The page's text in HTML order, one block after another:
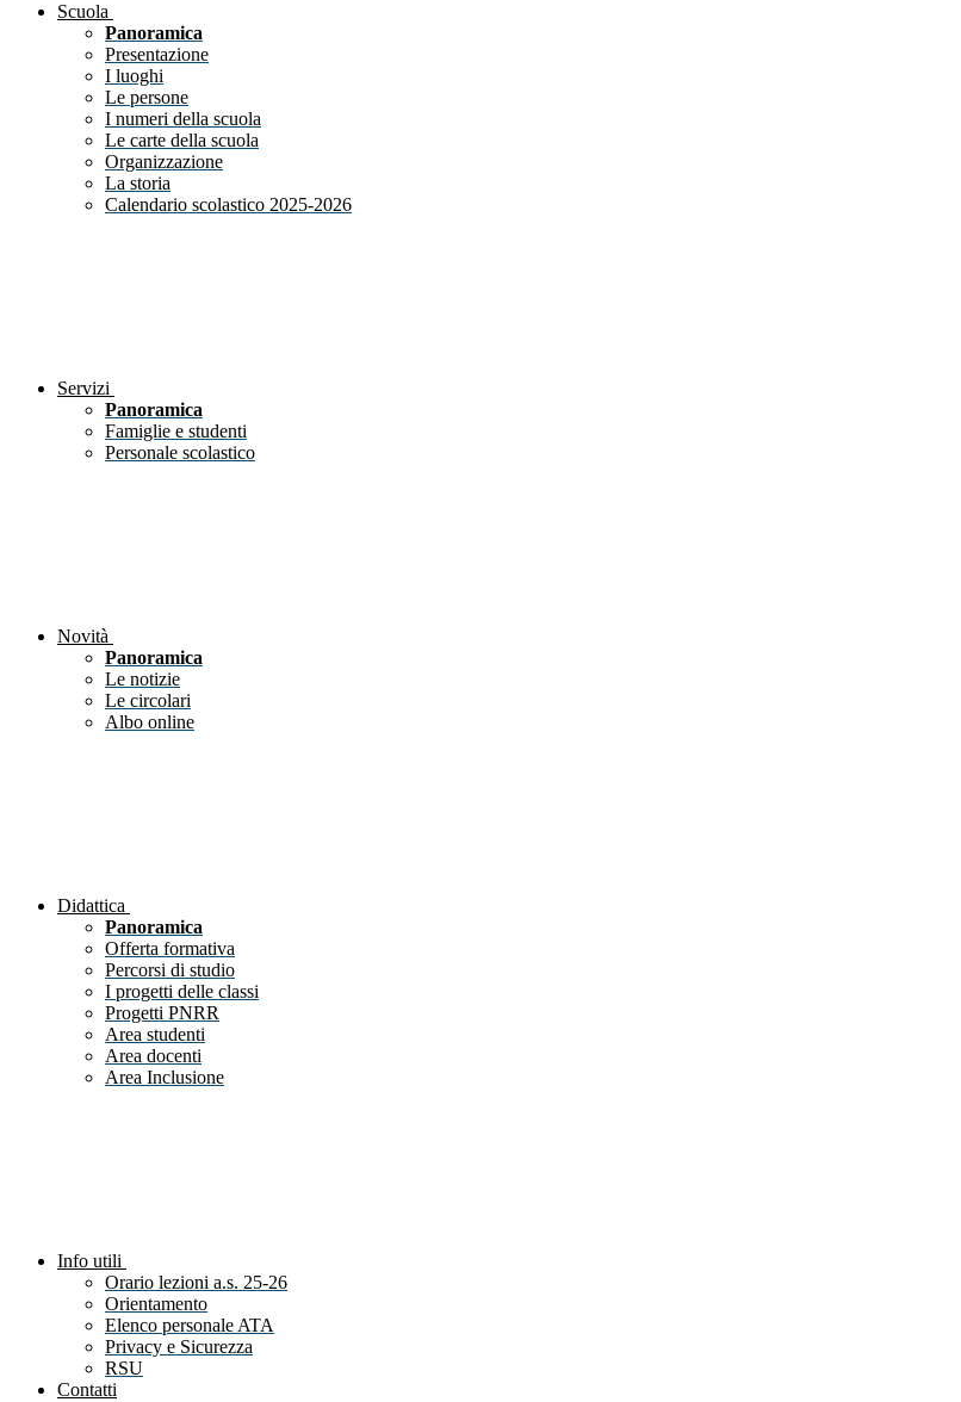
Scuola
Panoramica
Presentazione
I luoghi
Le persone
I numeri della scuola
Le carte della scuola
Organizzazione
La storia
Calendario scolastico 2025-2026
Servizi
Panoramica
Famiglie e studenti
Personale scolastico
Novità
Panoramica
Le notizie
Le circolari
Albo online
Didattica
Panoramica
Offerta formativa
Percorsi di studio
I progetti delle classi
Progetti PNRR
Area studenti
Area docenti
Area Inclusione
Info utili
Orario lezioni a.s. 25-26
Orientamento
Elenco personale ATA
Privacy e Sicurezza
RSU
Contatti